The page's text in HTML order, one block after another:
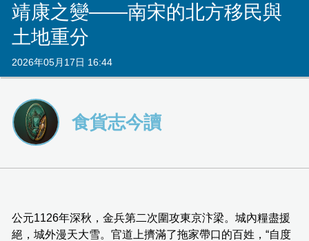
靖康之變——南宋的北方移民與
土地重分
2026年05月17日 16:44
食貨志今讀
公元1126年深秋，金兵第二次圍攻東京汴梁。城內糧盡援
絕，城外漫天大雪。官道上擠滿了拖家帶口的百姓，“自度